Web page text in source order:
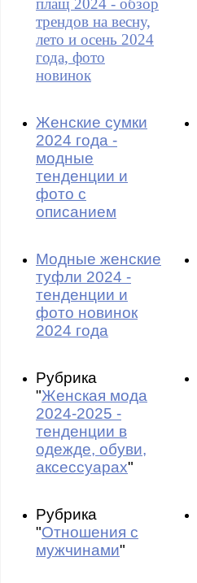
трендов на весну,
лето и осень 2024
года, фото
новинок
Женские сумки
2024 года -
модные
тенденции и
фото с
описанием
Модные женские
туфли 2024 -
тенденции и
фото новинок
2024 года
Рубрика
"Женская мода
2024-2025 -
тенденции в
одежде, обуви,
аксессуарах"
Рубрика
"Отношения с
мужчинами"